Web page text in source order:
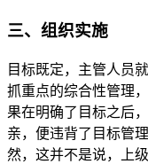
三、组织实施
目标既定，主管人员
抓重点的综合性管理
果在明确了目标之后
亲，便违背了目标管
然，这并不是说，上